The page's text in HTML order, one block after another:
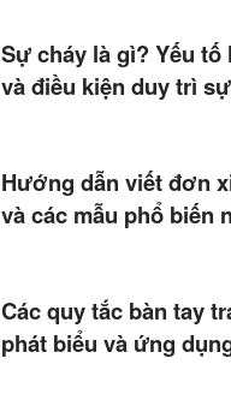
Sự cháy là gì? Yếu tố
và điều kiện duy trì
Hướng dẫn viết đơn
và các mẫu phổ biến
Các quy tắc bàn tay
phát biểu và ứng